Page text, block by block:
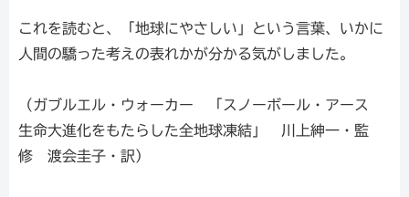
これを読むと、「地球にやさしい」という言葉、いかに
人間の驕った考えの表れかが分かる気がしました。
（ガブルエル・ウォーカー 「スノーボール・アース
生命大進化をもたらした全地球凍結」 川上紳一・監
修 渡会圭子・訳）